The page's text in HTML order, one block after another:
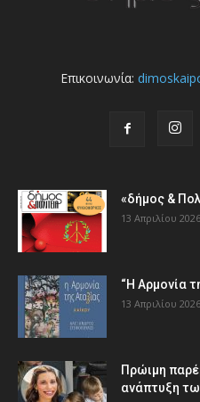
Επικοινωνία:
«δήμος &
13 Απριλίου 2026
“Η Αρμονία
13 Απριλίου 2026
Πρώιμη
ανάπτυξη